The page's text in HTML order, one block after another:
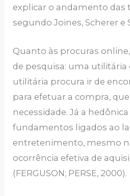
explicar o andamento das
segundo Joines, Scherer e
Quanto às procuras
de pesquisa: uma utilitária
utilitária procura ir de
para efetuar a compra,
necessidade. Já a
fundamentos ligados ao
entretenimento, mesmo
ocorrência efetiva de
(FERGUSON; PERSE, 2000).